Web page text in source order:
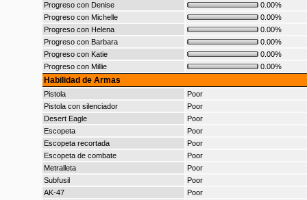
Progreso con Denise
0.00%
Progreso con Michelle
0.00%
Progreso con Helena
0.00%
Progreso con Barbara
0.00%
Progreso con Katie
0.00%
Progreso con Millie
0.00%
Habilidad de Armas
Pistola
Poor
Pistola con silenciador
Poor
Desert Eagle
Poor
Escopeta
Poor
Escopeta recortada
Poor
Escopeta de combate
Poor
Metralleta
Poor
Subfusil
Poor
AK-47
Poor